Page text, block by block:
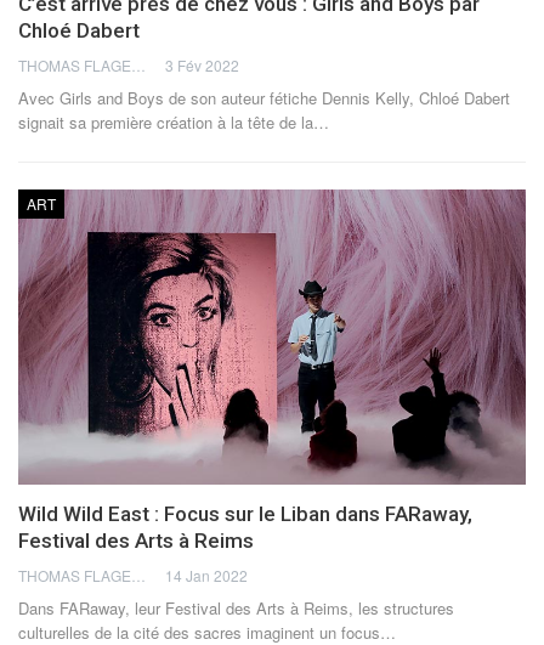
Chloé Dabert
3 Fév 2022
Avec Girls and Boys de son auteur fétiche Dennis Kelly, Chloé Dabert
signait sa première création à la tête de la…
ART
Wild Wild East : Focus sur le Liban dans FARaway,
Festival des Arts à Reims
14 Jan 2022
Dans FARaway, leur Festival des Arts à Reims, les structures
culturelles de la cité des sacres imaginent un focus…